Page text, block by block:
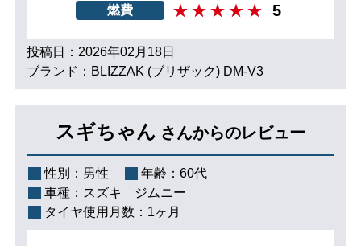
燃費 5
投稿日：2026年02月18日
ブランド：BLIZZAK (ブリザック) DM-V3
スギちゃん さんからのレビュー
性別： 男性 年齢： 60代
車種： スズキ ジムニー
タイヤ使用月数： 1ヶ月